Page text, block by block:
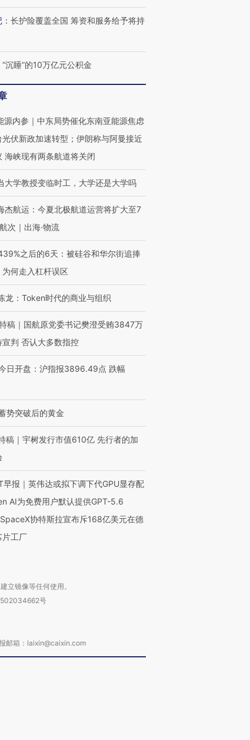
金
们甘
粒摇头丸 尿检体内含3种
毒品
度Z世代 用街头抗争将教
链博
”接产
【特别呈现】寻找100种
有意思的生活方式·第三对
CFO：不靠规模取胜，华
： 长护险覆盖全国 筹资和服务给予将持
“沉睡”的10万亿元公积金
源内参｜中东局势催化东南亚能源焦虑
光伏新政加速转型；伊朗称与阿曼接近
海峡现有两条航道将关闭
大学教授变临时工，大学还是大学吗
杰航运：今夏北极航道运营将扩大至7
次｜出海·物流
之后的6天：被硅谷和华尔街追捧
为何走入杠杆误区
龙：Token时代的商业与组织
稿｜国航原党委书记樊澄受贿3847万
宣判 否认大多数指控
日开盘：沪指报3896.49点 跌幅
势突破后的黄金
稿｜宇树发行市值610亿 先行者的加
早报｜英伟达或拟下调下代GPU显存配
AI为免费用户默认提供GPT-5.6
协特斯拉宣布斥168亿美元在德
片工厂
立镜像等任何使用。
号
邮箱：laixin@caixin.com